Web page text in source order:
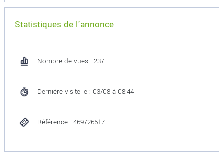
Statistiques de l'annonce
Nombre de vues : 237
Dernière visite le : 03/08 à 08:44
Référence : 469726517